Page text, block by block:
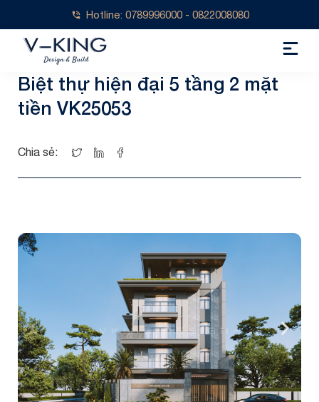
Hotline: 0789996000 - 0822008080
Biệt thự hiện đại 5 tầng 2 mặt
tiền VK25053
Chia sẻ: